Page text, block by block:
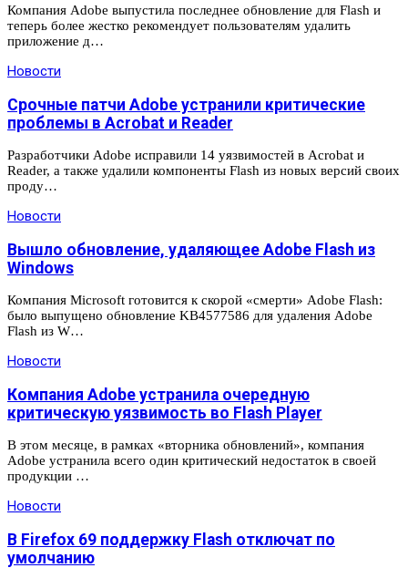
Компания Adobe выпустила последнее обновление для Flash и
теперь более жестко рекомендует пользователям удалить
приложение д…
Новости
Срочные патчи Adobe устранили критические
проблемы в Acrobat и Reader
Разработчики Adobe исправили 14 уязвимостей в Acrobat и
Reader, а также удалили компоненты Flash из новых версий своих
проду…
Новости
Вышло обновление, удаляющее Adobe Flash из
Windows
Компания Microsoft готовится к скорой «смерти» Adobe Flash:
было выпущено обновление KB4577586 для удаления Adobe
Flash из W…
Новости
Компания Adobe устранила очередную
критическую уязвимость во Flash Player
В этом месяце, в рамках «вторника обновлений», компания
Adobe устранила всего один критический недостаток в своей
продукции …
Новости
В Firefox 69 поддержку Flash отключат по
умолчанию